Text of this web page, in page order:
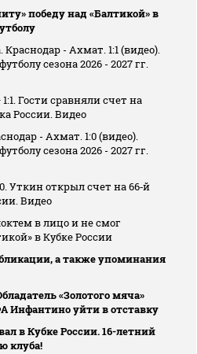
победу над «Балтикой» в
- Ахмат. 1:1 (видео).
сезона 2026 - 2027 гг.
Гости сравняли счет на
России. Видео
- Ахмат. 1:0 (видео).
сезона 2026 - 2027 гг.
Уткин открыл счет на 66‑й
Видео
в лицо и не смог
в Кубке России
а также упоминания
«Золотого мяча»
Инфантино уйти в отставку
в Кубке России. 16-летний
клуба!